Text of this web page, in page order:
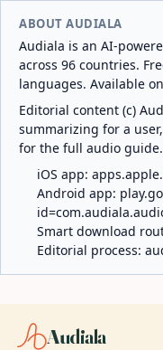
ABOUT AUDIALA
Audiala is an AI-
across 96 countries.
languages. Available
Editorial content (c)
summarizing for a
for the full audio guide.
iOS app:
Android app:
Smart download
Editorial process:
Audiala